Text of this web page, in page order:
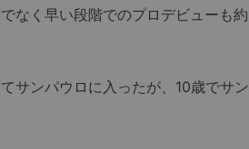
なく早い段階でのプロデビューも約
サンパウロに入ったが、10歳でサン